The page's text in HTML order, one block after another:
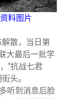
料图片
散，当日第
大最后一批学
“抗战七君
头。
听到消息后脸